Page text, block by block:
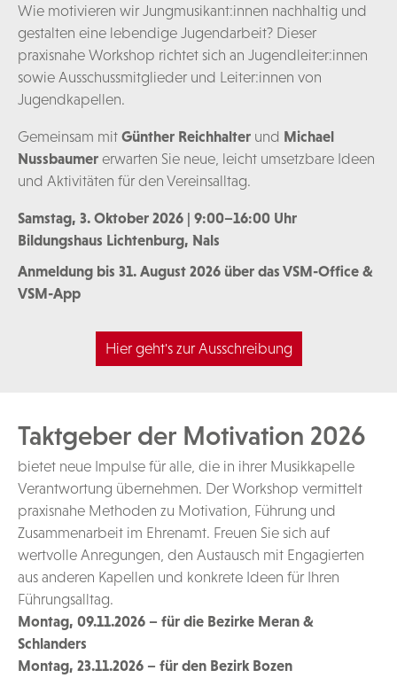
Wie motivieren wir Jungmusikant:innen nachhaltig und
gestalten eine lebendige Jugendarbeit? Dieser
praxisnahe Workshop richtet sich an Jugendleiter:innen
sowie Ausschussmitglieder und Leiter:innen von
Jugendkapellen.
Gemeinsam mit Günther Reichhalter und Michael
Nussbaumer erwarten Sie neue, leicht umsetzbare Ideen
und Aktivitäten für den Vereinsalltag.
Samstag, 3. Oktober 2026 | 9:00–16:00 Uhr
Bildungshaus Lichtenburg, Nals
Anmeldung bis 31. August 2026 über das VSM-Office &
VSM-App
Hier geht's zur Ausschreibung
Taktgeber der Motivation 2026
bietet neue Impulse für alle, die in ihrer Musikkapelle
Verantwortung übernehmen. Der Workshop vermittelt
praxisnahe Methoden zu Motivation, Führung und
Zusammenarbeit im Ehrenamt. Freuen Sie sich auf
wertvolle Anregungen, den Austausch mit Engagierten
aus anderen Kapellen und konkrete Ideen für Ihren
Führungsalltag.
Montag, 09.11.2026 – für die Bezirke Meran &
Schlanders
Montag, 23.11.2026 – für den Bezirk Bozen